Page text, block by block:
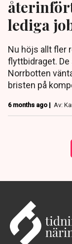
lediga
Nu höjs allt fler
flyttbidraget.
Norrbotten
bristen på
6 months ago | Av: